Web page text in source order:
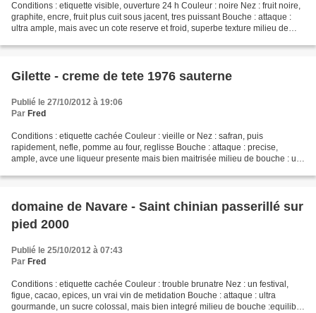
Conditions : etiquette visible, ouverture 24 h Couleur : noire Nez : fruit noire,
graphite, encre, fruit plus cuit sous jacent, tres puissant Bouche : attaque :
ultra ample, mais avec un cote reserve et froid, superbe texture milieu de
Gilette - creme de tete 1976 sauterne
Publié le 27/10/2012 à 19:06
Par Fred
Conditions : etiquette cachée Couleur : vieille or Nez : safran, puis
rapidement, nefle, pomme au four, reglisse Bouche : attaque : precise,
ample, avce une liqueur presente mais bien maitrisée milieu de bouche : un
domaine de Navare - Saint chinian passerillé sur
pied 2000
Publié le 25/10/2012 à 07:43
Par Fred
Conditions : etiquette cachée Couleur : trouble brunatre Nez : un festival,
figue, cacao, epices, un vrai vin de metidation Bouche : attaque : ultra
gourmande, un sucre colossal, mais bien integré milieu de bouche :equilibre